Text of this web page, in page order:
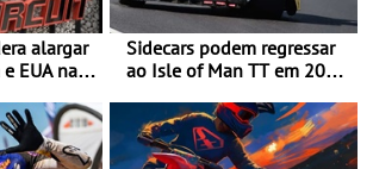
alargar
EUA na
Sidecars podem regressar
ao Isle of Man TT em 2027